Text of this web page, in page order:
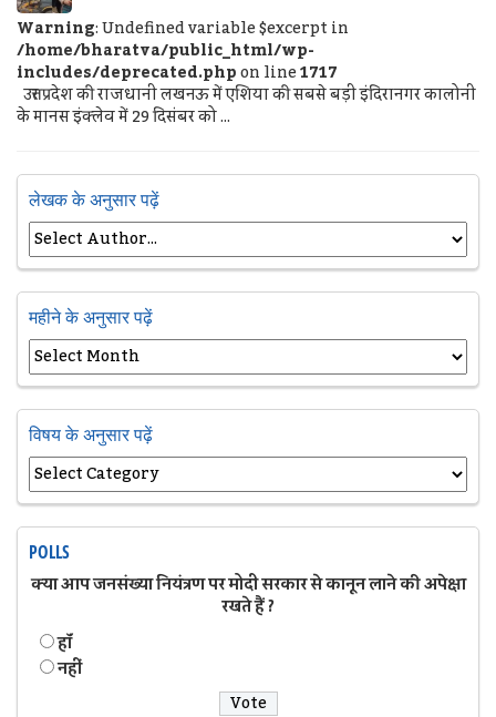
Warning: Undefined variable $excerpt in
/home/bharatva/public_html/wp-
includes/deprecated.phpon line1717
उत्तर प्रदेश की राजधानी लखनऊ में एशिया की सबसे बड़ी इंदिरानगर कालोनी
के मानस इंक्लेव में 29 दिसंबर को ...
लेखक के अनुसार पढ़ें
महीने के अनुसार पढ़ें
विषय के अनुसार पढ़ें
POLLS
क्या आप जनसंख्या नियंत्रण पर मोदी सरकार से कानून लाने की अपेक्षा
रखते हैं ?
हॉं
नहीं